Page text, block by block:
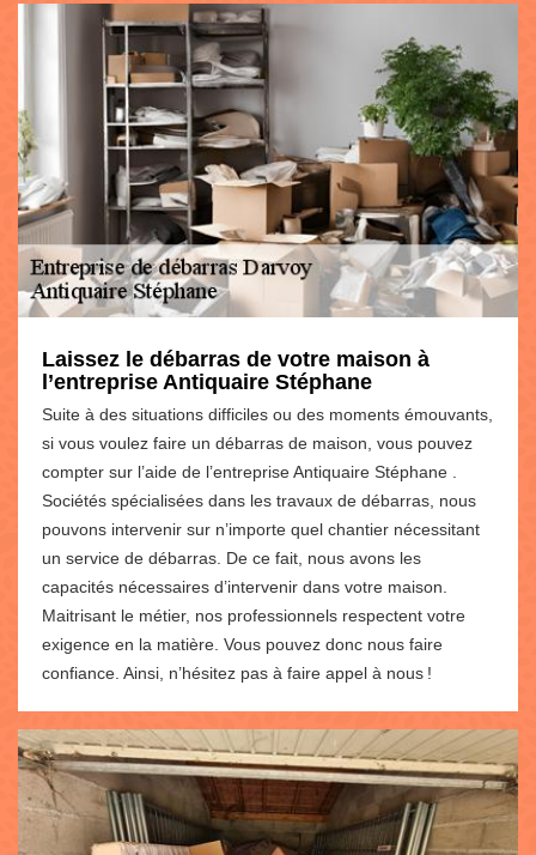
Laissez le débarras de votre maison à
l’entreprise Antiquaire Stéphane
Suite à des situations difficiles ou des moments émouvants,
si vous voulez faire un débarras de maison, vous pouvez
compter sur l’aide de l’entreprise Antiquaire Stéphane .
Sociétés spécialisées dans les travaux de débarras, nous
pouvons intervenir sur n’importe quel chantier nécessitant
un service de débarras. De ce fait, nous avons les
capacités nécessaires d’intervenir dans votre maison.
Maitrisant le métier, nos professionnels respectent votre
exigence en la matière. Vous pouvez donc nous faire
confiance. Ainsi, n’hésitez pas à faire appel à nous !